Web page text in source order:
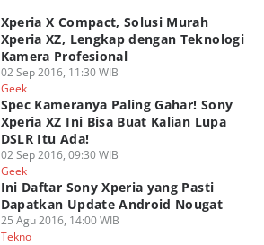
Xperia X Compact, Solusi Murah
Xperia XZ, Lengkap dengan Teknologi
Kamera Profesional
02 Sep 2016, 11:30 WIB
Geek
Spec Kameranya Paling Gahar! Sony
Xperia XZ Ini Bisa Buat Kalian Lupa
DSLR Itu Ada!
02 Sep 2016, 09:30 WIB
Geek
Ini Daftar Sony Xperia yang Pasti
Dapatkan Update Android Nougat
25 Agu 2016, 14:00 WIB
Tekno